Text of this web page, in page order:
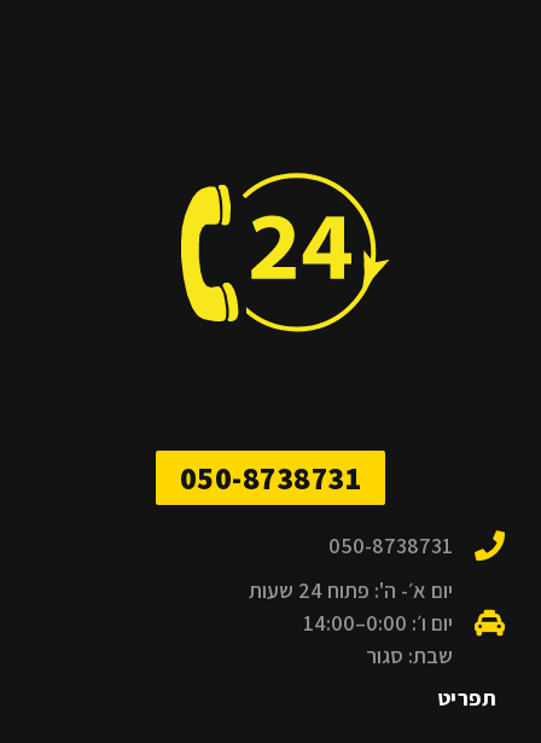
050-8738731
050-8738731
יום א׳- ה': פתוח 24 שעות
יום ו׳: 0:00–14:00
שבת: סגור
תפריט